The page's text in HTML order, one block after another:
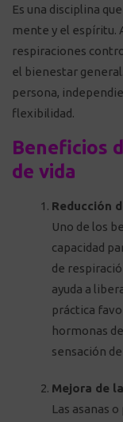
Es una disciplina
mente y el espíritu.
respiraciones
el bienestar
persona,
flexibilidad.
Beneficios
de vida
Reducción
Uno de los
capacidad
de
ayuda a
práctica
hormonas
sensación
Mejora de
Las asanas